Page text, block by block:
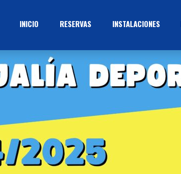
INICIO RESERVAS INSTALACIONES